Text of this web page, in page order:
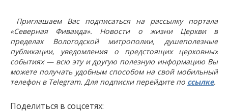
Приглашаем Вас подписаться на рассылку портала
«Северная Фиваида». Новости о жизни Церкви в
пределах Вологодской митрополии, душеполезные
публикации, уведомления о предстоящих церковных
событиях — всю эту и другую полезную информацию Вы
можете получать удобным способом на свой мобильный
телефон в Telegram. Для подписки перейдите по ссылке.
Поделиться в соцсетях: